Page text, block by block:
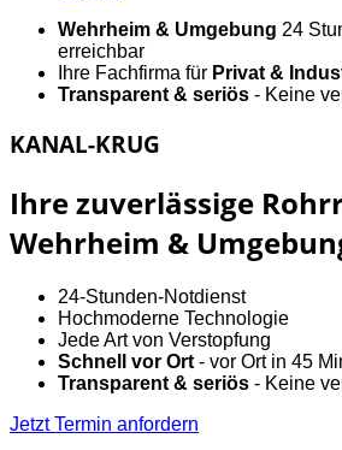
Wehrheim & Umgebung 24
erreichbar
Ihre Fachfirma für Privat &
Transparent & seriös - Keine
KANAL-KRUG
Ihre zuverlässige
Wehrheim &
24-Stunden-Notdienst
Hochmoderne Technologie
Jede Art von Verstopfung
Schnell vor Ort - vor Ort in 45
Transparent & seriös - Keine
Jetzt Termin anfordern